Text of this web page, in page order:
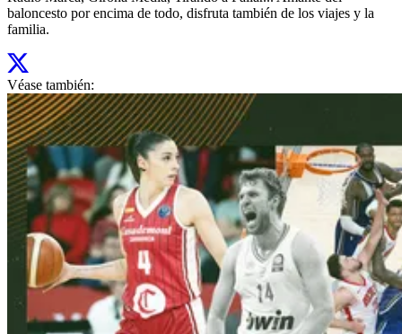
baloncesto por encima de todo, disfruta también de los viajes y la
familia.
Véase también: